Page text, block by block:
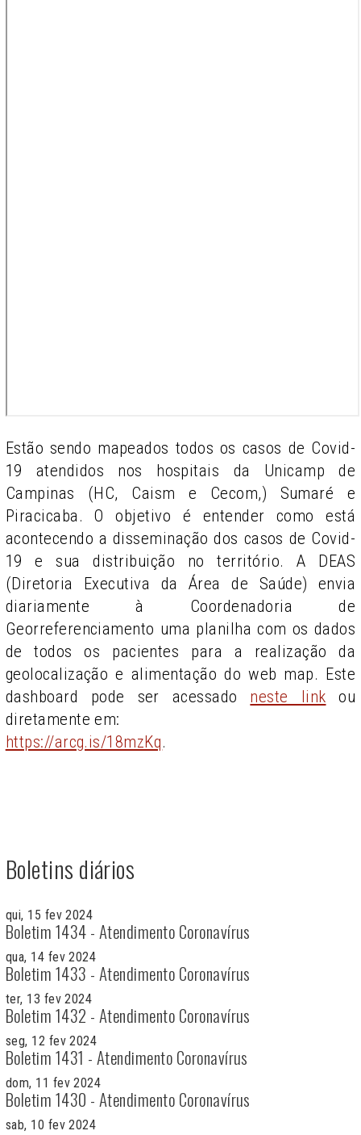
Estão sendo mapeados todos os casos de Covid-
19 atendidos nos hospitais da Unicamp de
Campinas (HC, Caism e Cecom,) Sumaré e
Piracicaba. O objetivo é entender como está
acontecendo a disseminação dos casos de Covid-
19 e sua distribuição no território. A DEAS
(Diretoria Executiva da Área de Saúde) envia
diariamente à Coordenadoria de
Georreferenciamento uma planilha com os dados
de todos os pacientes para a realização da
geolocalização e alimentação do web map. Este
dashboard pode ser acessado neste link ou
diretamente em:
https://arcg.is/18mzKq.
Boletins diários
qui, 15 fev 2024
Boletim 1434 - Atendimento Coronavírus
qua, 14 fev 2024
Boletim 1433 - Atendimento Coronavírus
ter, 13 fev 2024
Boletim 1432 - Atendimento Coronavírus
seg, 12 fev 2024
Boletim 1431 - Atendimento Coronavírus
dom, 11 fev 2024
Boletim 1430 - Atendimento Coronavírus
sab, 10 fev 2024